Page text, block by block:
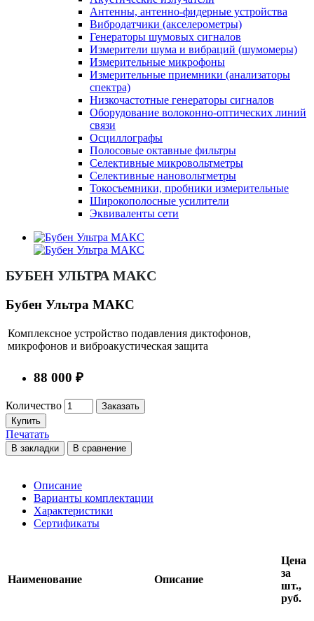
Антенны, антенно-фидерные устройства
Вибродатчики (акселерометры)
Генераторы шумовых сигналов
Измерители шума и вибраций (шумомеры)
Измерительные микрофоны
Измерительные приемники (анализаторы
спектра)
Низкочастотные генераторы сигналов
Оборудование волоконно-оптических линий
связи
Осциллографы
Полосовые октавные фильтры
Селективные микровольтметры
Селективные нановольтметры
Токосъемники, пробники измерительные
Широкополосные усилители
Эквиваленты сети
БУБЕН УЛЬТРА МАКС
Бубен Ультра МАКС
Комплексное устройство подавления диктофонов,
микрофонов и виброакустическая защита
88 000 ₽
Количество
Заказать
Купить
Печатать
В закладки В сравнение
Описание
Варианты комплектации
Характеристики
Сертификаты
Наименование Описание
Цена
за
шт.,
руб.